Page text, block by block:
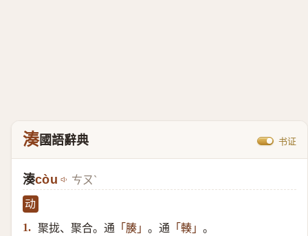
湊國語辭典 书证
湊còu ㄘㄡˋ
动
1. 聚拢、聚合。通 「腠」 。通 「輳」 。